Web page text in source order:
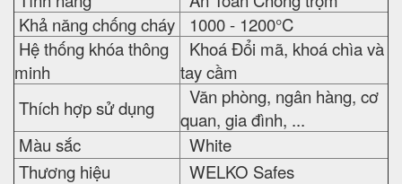
Khả năng chống cháy
1000 - 1200°C
Hệ thống khóa thông
minh
Khoá Đổi mã, khoá chìa và
tay cầm
Thích hợp sử dụng
Văn phòng, ngân hàng, cơ
quan, gia đình, ...
Màu sắc
White
Thương hiệu
WELKO Safes